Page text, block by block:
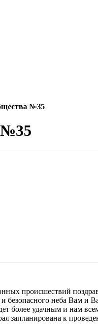
№35
№35
происшествий
безопасного неба Вам и
более удачным и нам
запланирована к